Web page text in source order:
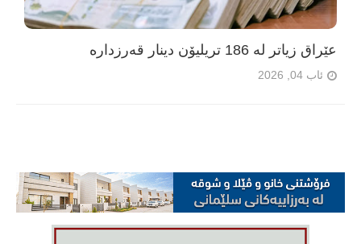
عێراق زیاتر لە 186 تریلیۆن دینار قەرزدارە
ئاب 04, 2026